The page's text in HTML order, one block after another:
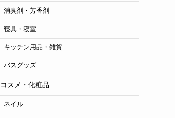
消臭剤・芳香剤
寝具・寝室
キッチン用品・雑貨
バスグッズ
コスメ・化粧品
ネイル